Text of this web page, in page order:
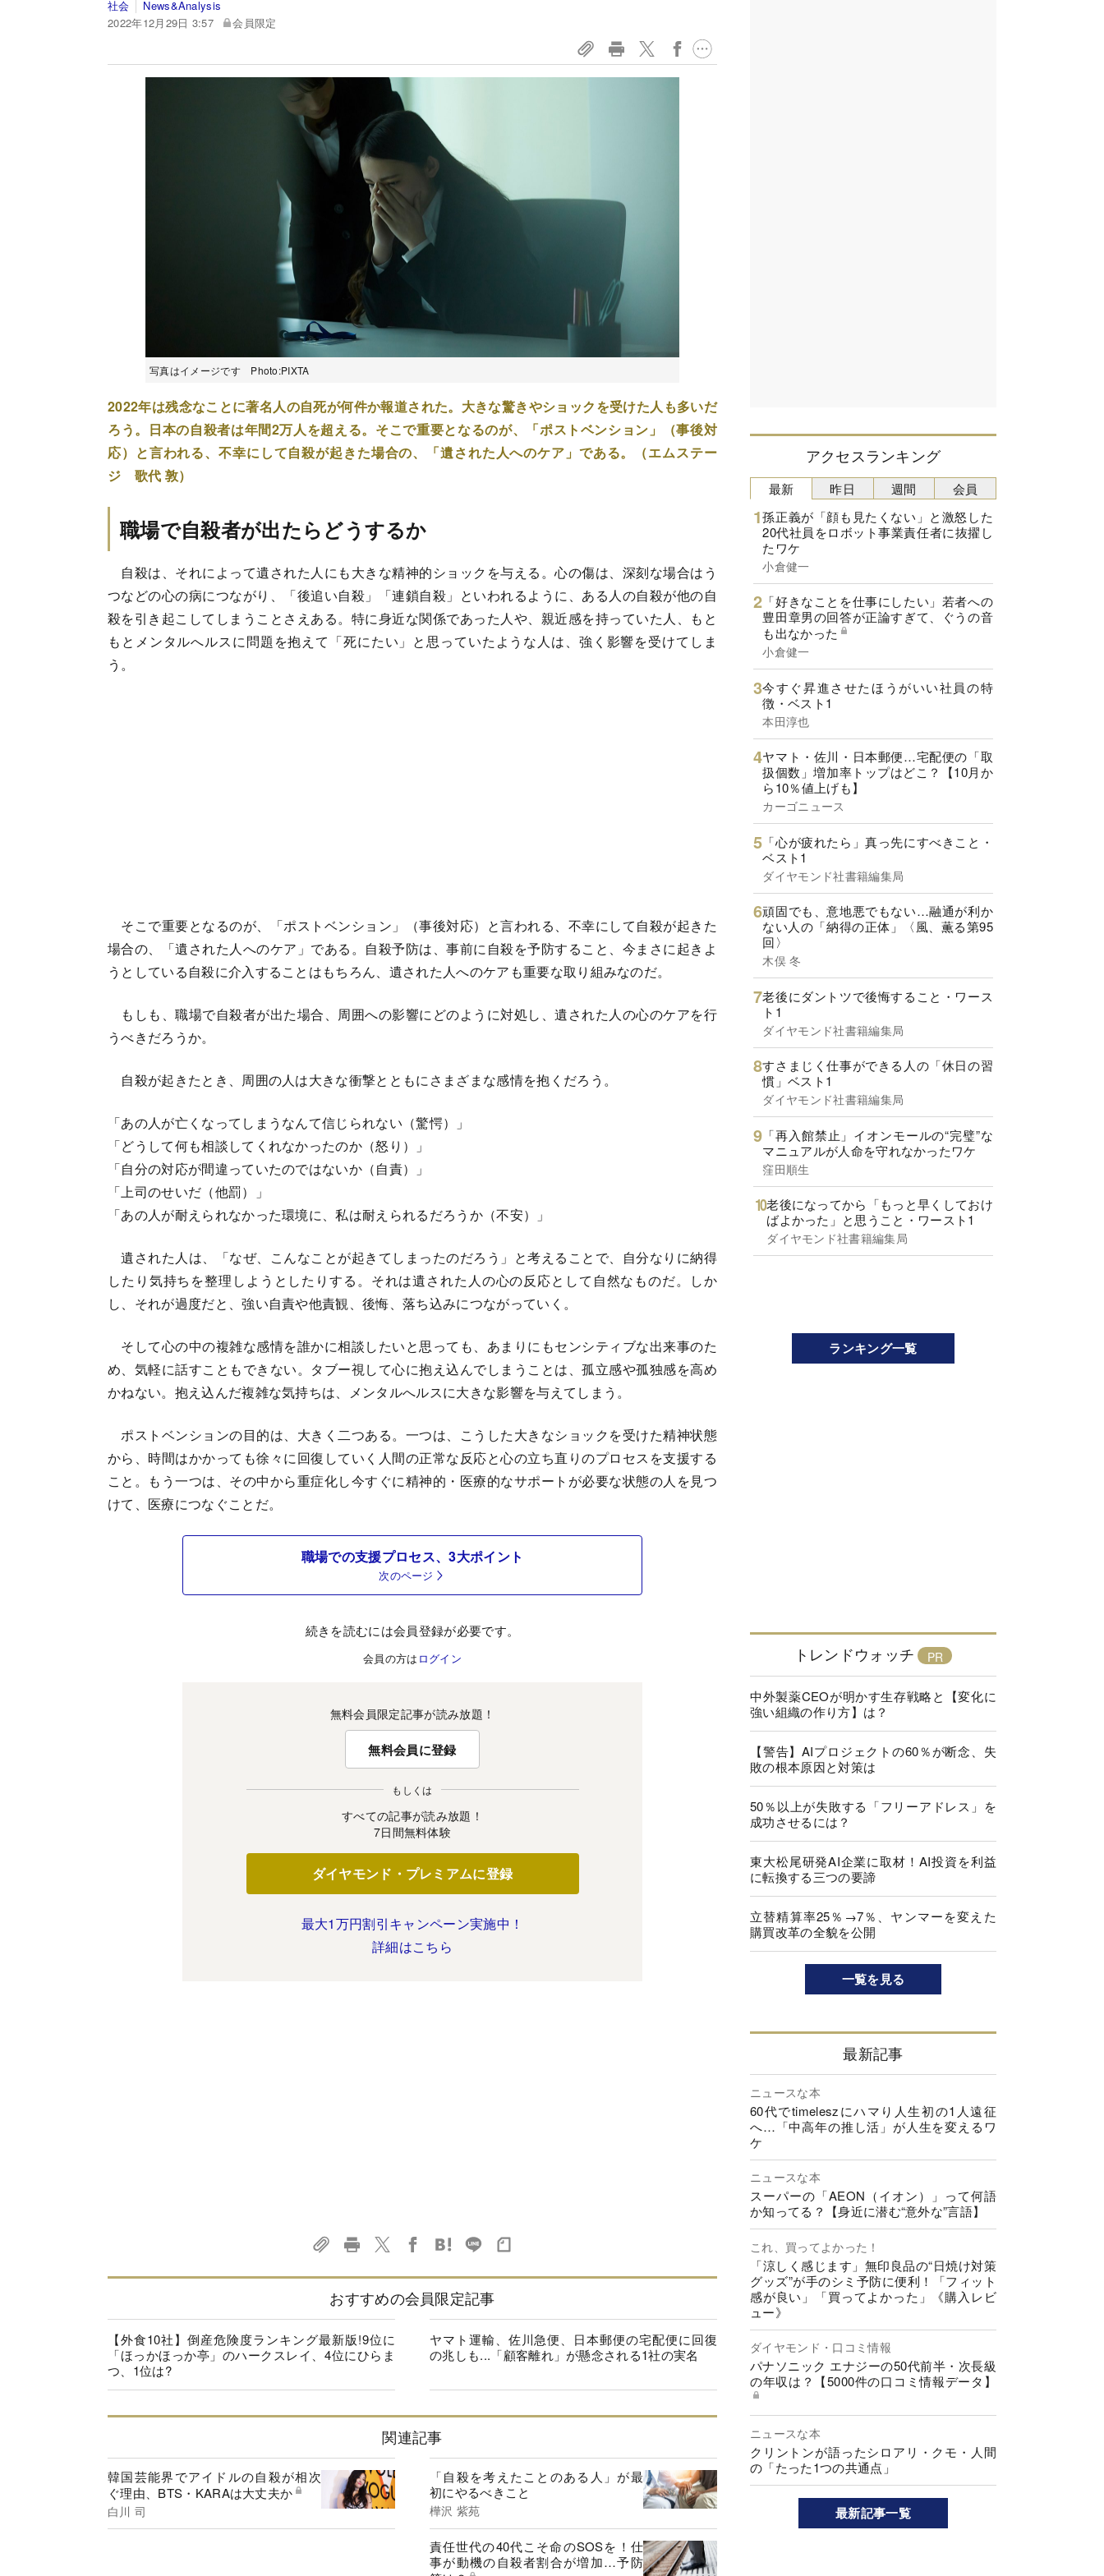
社会
News&Analysis
2022年12月29日 3:57
会員限定
写真はイメージです Photo:PIXTA
2022年は残念なことに著名人の自死が何件か報道された。大きな驚きやショックを受けた人も多いだ
ろう。日本の自殺者は年間2万人を超える。そこで重要となるのが、「ポストベンション」（事後対
応）と言われる、不幸にして自殺が起きた場合の、「遺された人へのケア」である。（エムステー
ジ 歌代 敦）
職場で自殺者が出たらどうするか
自殺は、それによって遺された人にも大きな精神的ショックを与える。心の傷は、深刻な場合はう
つなどの心の病につながり、「後追い自殺」「連鎖自殺」といわれるように、ある人の自殺が他の自
殺を引き起こしてしまうことさえある。特に身近な関係であった人や、親近感を持っていた人、もと
もとメンタルへルスに問題を抱えて「死にたい」と思っていたような人は、強く影響を受けてしま
う。
そこで重要となるのが、「ポストベンション」（事後対応）と言われる、不幸にして自殺が起きた
場合の、「遺された人へのケア」である。自殺予防は、事前に自殺を予防すること、今まさに起きよ
うとしている自殺に介入することはもちろん、遺された人へのケアも重要な取り組みなのだ。
もしも、職場で自殺者が出た場合、周囲への影響にどのように対処し、遺された人の心のケアを行
うべきだろうか。
自殺が起きたとき、周囲の人は大きな衝撃とともにさまざまな感情を抱くだろう。
「あの人が亡くなってしまうなんて信じられない（驚愕）」
「どうして何も相談してくれなかったのか（怒り）」
「自分の対応が間違っていたのではないか（自責）」
「上司のせいだ（他罰）」
「あの人が耐えられなかった環境に、私は耐えられるだろうか（不安）」
遺された人は、「なぜ、こんなことが起きてしまったのだろう」と考えることで、自分なりに納得
したり気持ちを整理しようとしたりする。それは遺された人の心の反応として自然なものだ。しか
し、それが過度だと、強い自責や他責観、後悔、落ち込みにつながっていく。
そして心の中の複雑な感情を誰かに相談したいと思っても、あまりにもセンシティブな出来事のた
め、気軽に話すこともできない。タブー視して心に抱え込んでしまうことは、孤立感や孤独感を高め
かねない。抱え込んだ複雑な気持ちは、メンタルへルスに大きな影響を与えてしまう。
ポストベンションの目的は、大きく二つある。一つは、こうした大きなショックを受けた精神状態
から、時間はかかっても徐々に回復していく人間の正常な反応と心の立ち直りのプロセスを支援する
こと。もう一つは、その中から重症化し今すぐに精神的・医療的なサポートが必要な状態の人を見つ
けて、医療につなぐことだ。
職場での支援プロセス、3大ポイント
次のページ
続きを読むには会員登録が必要です。
会員の方は ログイン
無料会員限定記事が読み放題！
無料会員に登録
もしくは
すべての記事が読み放題！
7日間無料体験
ダイヤモンド・プレミアムに登録
最大1万円割引キャンペーン実施中！
詳細はこちら
おすすめの会員限定記事
【外食10社】倒産危険度ランキング最新版!9位に
「ほっかほっか亭」のハークスレイ、4位にひらま
つ、1位は?
ヤマト運輸、佐川急便、日本郵便の宅配便に回復
の兆しも...「顧客離れ」が懸念される1社の実名
関連記事
韓国芸能界でアイドルの自殺が相次
ぐ理由、BTS・KARAは大丈夫か
白川 司
「自殺を考えたことのある人」が最
初にやるべきこと
樺沢 紫苑
責任世代の40代こそ命のSOSを！仕
事が動機の自殺者割合が増加…予防
アクセスランキング
最新
孫正義が「顔も見たくない」と激怒した
20代社員をロボット事業責任者に抜擢し
たワケ
小倉健一
「好きなことを仕事にしたい」若者への
豊田章男の回答が正論すぎて、ぐうの音
も出なかった
小倉健一
今すぐ昇進させたほうがいい社員の特
徴・ベスト1
本田淳也
ヤマト・佐川・日本郵便…宅配便の「取
扱個数」増加率トップはどこ？【10月か
ら10％値上げも】
カーゴニュース
「心が疲れたら」真っ先にすべきこと・
ベスト1
ダイヤモンド社書籍編集局
頑固でも、意地悪でもない…融通が利か
ない人の「納得の正体」〈風、薫る第95
回〉
木俣 冬
老後にダントツで後悔すること・ワース
ト1
ダイヤモンド社書籍編集局
すさまじく仕事ができる人の「休日の習
慣」ベスト1
ダイヤモンド社書籍編集局
「再入館禁止」イオンモールの“完璧”な
マニュアルが人命を守れなかったワケ
窪田順生
老後になってから「もっと早くしておけ
ばよかった」と思うこと・ワースト1
ダイヤモンド社書籍編集局
昨日 週間 会員
ランキング一覧
トレンドウォッチ
中外製薬CEOが明かす生存戦略と【変化に
強い組織の作り方】は？
【警告】AIプロジェクトの60％が断念、失
敗の根本原因と対策は
50％以上が失敗する「フリーアドレス」を
成功させるには？
東大松尾研発AI企業に取材！AI投資を利益
に転換する三つの要諦
立替精算率25％→7％、ヤンマーを変えた
購買改革の全貌を公開
一覧を見る
最新記事
ニュースな本
60代でtimeleszにハマり人生初の1人遠征
へ…「中高年の推し活」が人生を変えるワ
ケ
ニュースな本
スーパーの「AEON（イオン）」って何語
か知ってる？【身近に潜む“意外な”言語】
これ、買ってよかった！
「涼しく感じます」無印良品の“日焼け対策
グッズ”が手のシミ予防に便利！「フィット
感が良い」「買ってよかった」《購入レビ
ュー》
ダイヤモンド・口コミ情報
パナソニック エナジーの50代前半・次長級
の年収は？【5000件の口コミ情報データ】
ニュースな本
クリントンが語ったシロアリ・クモ・人間
の「たった1つの共通点」
最新記事一覧